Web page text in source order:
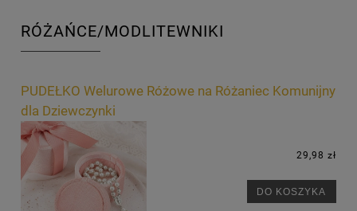
RÓŻAŃCE/MODLITEWNIKI
PUDEŁKO Welurowe Różowe na Różaniec Komunijny
dla Dziewczynki
29,98 zł
DO KOSZYKA